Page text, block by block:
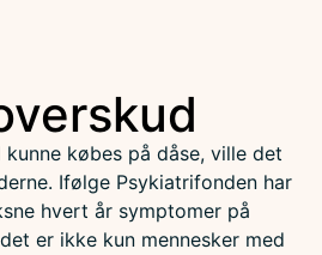
købes på dåse, ville det
Ifølge Psykiatrifonden har
hvert år symptomer på
er ikke kun mennesker med